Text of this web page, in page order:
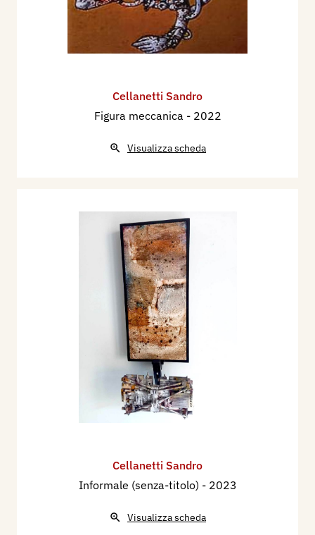
Cellanetti Sandro
Figura meccanica - 2022
Visualizza scheda
Cellanetti Sandro
Informale (senza-titolo) - 2023
Visualizza scheda